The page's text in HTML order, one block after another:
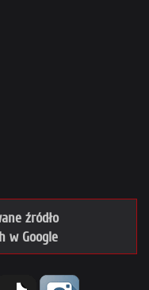
źródło
w Google